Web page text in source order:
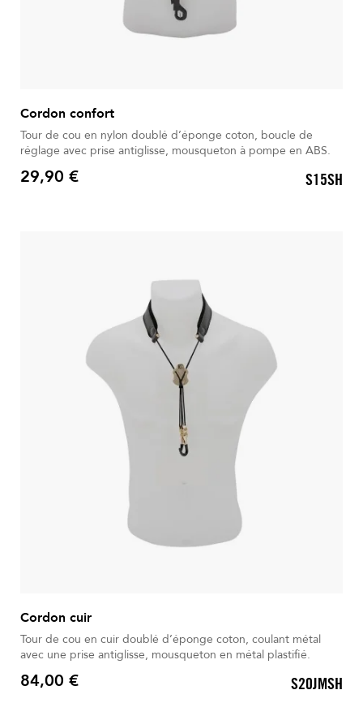
Cordon confort
Tour de cou en nylon doublé d’éponge coton, boucle de
réglage avec prise antiglisse, mousqueton à pompe en ABS.
Prix
29,90 € S15SH
Cordon cuir
Tour de cou en cuir doublé d’éponge coton, coulant métal
avec une prise antiglisse, mousqueton en métal plastifié.
Prix
84,00 € S20JMSH